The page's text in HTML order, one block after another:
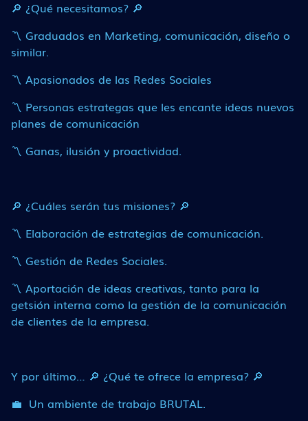
🔎 ¿Qué necesitamos? 🔎
〽 Graduados en Marketing, comunicación, diseño o
similar.
〽 Apasionados de las Redes Sociales
〽 Personas estrategas que les encante ideas nuevos
planes de comunicación
〽 Ganas, ilusión y proactividad.
🔎 ¿Cuáles serán tus misiones? 🔎
〽 Elaboración de estrategias de comunicación.
〽 Gestión de Redes Sociales.
〽 Aportación de ideas creativas, tanto para la
getsión interna como la gestión de la comunicación
de clientes de la empresa.
Y por último… 🔎 ¿Qué te ofrece la empresa? 🔎
💼 Un ambiente de trabajo BRUTAL.